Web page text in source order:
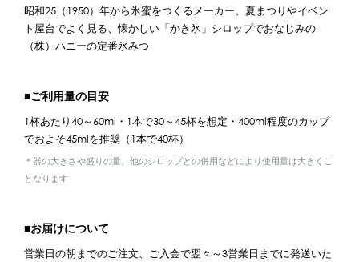
昭和25（1950）年から氷蜜をつくるメーカー。夏まつりやイベン
ト屋台でよく見る、懐かしい「かき氷」シロップでおなじみの
（株）ハニーの定番氷みつ
■ご利用量の目安
1杯あたり40～60ml・1本で30～45杯を想定・400ml程度のカップ
でおよそ45mlを推奨（1本で40杯）
＊器の大きさや盛りの量、他のシロップとの併用などにより使用量は大きくこ
となります
■お届けについて
営業日の朝までのご注文、ご入金で翌々～3営業日までに発送いた